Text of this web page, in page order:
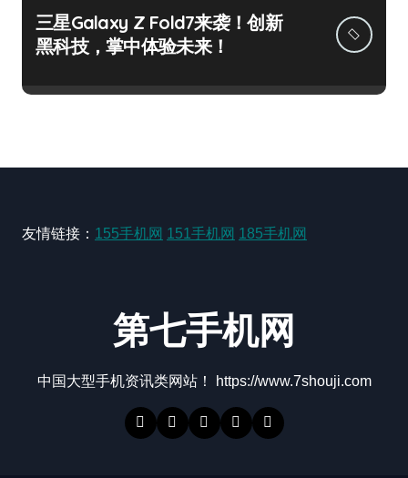
三星Galaxy Z Fold7来袭！创新
黑科技，掌中体验未来！
友情链接： 155手机网 151手机网 185手机网
第七手机网
中国大型手机资讯类网站！ https://www.7shouji.com